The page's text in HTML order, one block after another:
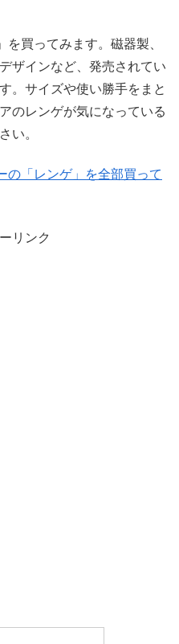
買ってみます。磁器製、
ザインなど、発売されてい
。サイズや使い勝手をまと
のレンゲが気になっている
い。
の「レンゲ」を全部買って
リンク